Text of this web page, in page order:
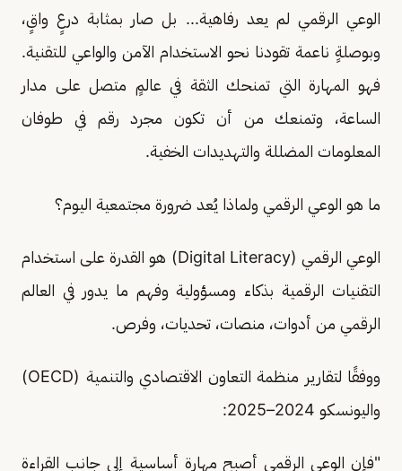
الوعي الرقمي لم يعد رفاهية... بل صار بمثابة درعٍ واقٍ،
وبوصلةٍ ناعمة تقودنا نحو الاستخدام الآمن والواعي للتقنية.
فهو المهارة التي تمنحك الثقة في عالمٍ متصل على مدار
الساعة، وتمنعك من أن تكون مجرد رقم في طوفان
المعلومات المضللة والتهديدات الخفية.
ما هو الوعي الرقمي ولماذا يُعد ضرورة مجتمعية اليوم؟
الوعي الرقمي (Digital Literacy) هو القدرة على استخدام
التقنيات الرقمية بذكاء ومسؤولية وفهم ما يدور في العالم
الرقمي من أدوات، منصات، تحديات، وفرص.
ووفقًا لتقارير منظمة التعاون الاقتصادي والتنمية (OECD)
واليونسكو 2024–2025:
"فإن الوعي الرقمي أصبح مهارة أساسية إلى جانب القراءة